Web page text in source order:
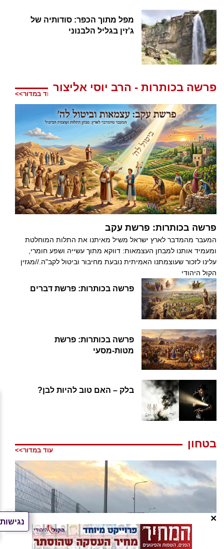
נגישות
מפל מתוך הכפר: סודותיה של
ג'זין בגליל הלבנוני
פרשה בכותרות - הרב יוסי אליצור
עוד במדור>>
פרשה בכותרות: פרשת עקב
המעבר מהמדבר לארץ ישראל משיל מאיתנו את התלות המוחלטת
ומעמיד אותנו למבחן העצמאות: דווקא מתוך עשייה ושפע חומרי,
עלינו לזכור שעוצמתנו האמיתית נובעת מחיבור וביטול לקב"ה.//מגזין
הקול היהודי
פרשה בכותרות: פרשת דברים
פרשה בכותרות: פרשת
מטות-מסעי
בלק – האם טוב להיות לבן?
בטחון
עוד במדור>>
×